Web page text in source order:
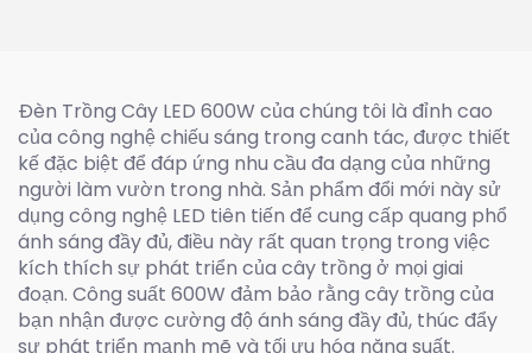
Đèn Trồng Cây LED 600W của chúng tôi là đỉnh cao
của công nghệ chiếu sáng trong canh tác, được thiết
kế đặc biệt để đáp ứng nhu cầu đa dạng của những
người làm vườn trong nhà. Sản phẩm đổi mới này sử
dụng công nghệ LED tiên tiến để cung cấp quang phổ
ánh sáng đầy đủ, điều này rất quan trọng trong việc
kích thích sự phát triển của cây trồng ở mọi giai
đoạn. Công suất 600W đảm bảo rằng cây trồng của
bạn nhận được cường độ ánh sáng đầy đủ, thúc đẩy
sự phát triển mạnh mẽ và tối ưu hóa năng suất.